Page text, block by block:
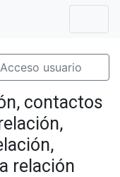
Acceso usuario
contactos
relación